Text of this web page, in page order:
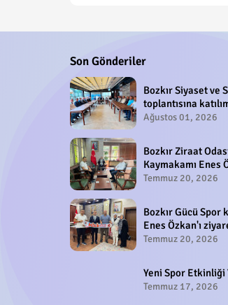
Son Gönderiler
Bozkır Siyaset ve
toplantısına
Ağustos 01, 2026
Bozkır Ziraat
Kaymakamı Enes
etti.
Temmuz 20, 2026
Bozkır Gücü Spor
Enes Özkan'ı
Temmuz 20, 2026
Yeni Spor Etkinliği
Temmuz 17, 2026